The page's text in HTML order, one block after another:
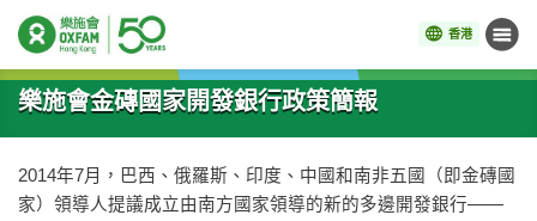
香港 目錄
開始主要內容
樂施會金磚國家開發銀行政策簡報
2014年7月，巴西、俄羅斯、印度、中國和南非五國（即金磚國
家）領導人提議成立由南方國家領導的新的多邊開發銀行——